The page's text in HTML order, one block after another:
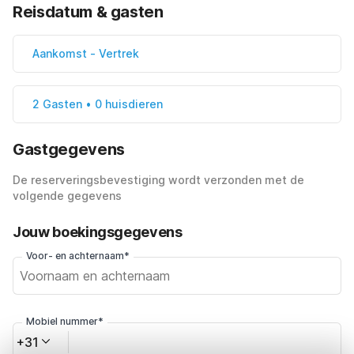
Reisdatum & gasten
Aankomst - Vertrek
2 Gasten • 0 huisdieren
Gastgegevens
De reserveringsbevestiging wordt verzonden met de
volgende gegevens
Jouw boekingsgegevens
Voor- en achternaam*
Mobiel nummer*
+31